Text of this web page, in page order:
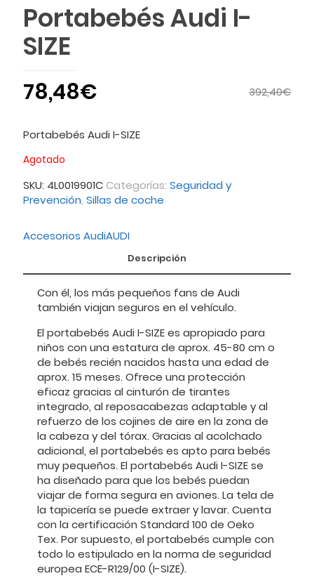
Portabebés Audi I-
SIZE
392,40€
78,48€
Portabebés Audi I-SIZE
Agotado
SKU: 4L0019901C Categorías: Seguridad y
Prevención, Sillas de coche
Accesorios AudiAUDI
Descripción
Con él, los más pequeños fans de Audi
también viajan seguros en el vehículo.
El portabebés Audi I-SIZE es apropiado para
niños con una estatura de aprox. 45-80 cm o
de bebés recién nacidos hasta una edad de
aprox. 15 meses. Ofrece una protección
eficaz gracias al cinturón de tirantes
integrado, al reposacabezas adaptable y al
refuerzo de los cojines de aire en la zona de
la cabeza y del tórax. Gracias al acolchado
adicional, el portabebés es apto para bebés
muy pequeños. El portabebés Audi I-SIZE se
ha diseñado para que los bebés puedan
viajar de forma segura en aviones. La tela de
la tapicería se puede extraer y lavar. Cuenta
con la certificación Standard 100 de Oeko
Tex. Por supuesto, el portabebés cumple con
todo lo estipulado en la norma de seguridad
europea ECE-R129/00 (I-SIZE).